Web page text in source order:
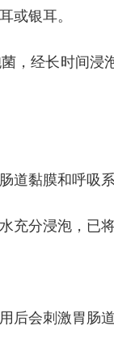
或银耳。
，经长时间
道黏膜和呼吸
充分浸泡，已
后会刺激胃肠